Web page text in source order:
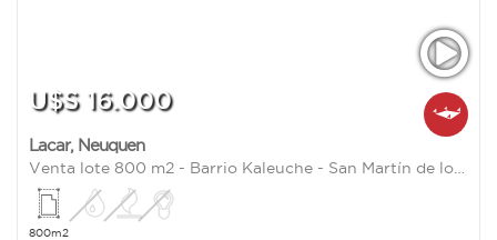
U$S 16.000
Lacar, Neuquen
800m2